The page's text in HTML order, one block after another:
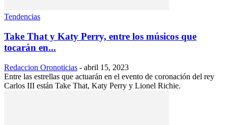
Tendencias
Take That y Katy Perry, entre los músicos que
tocarán en...
Redaccion Oronoticias - abril 15, 2023
Entre las estrellas que actuarán en el evento de coronación del rey
Carlos III están Take That, Katy Perry y Lionel Richie.